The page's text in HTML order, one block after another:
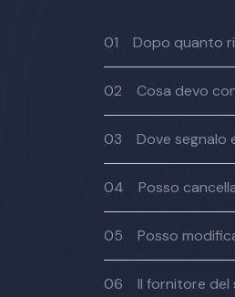
01 Dopo quanto
02 Cosa devo
03 Dove segnalo
04 Posso
05 Posso
06 Il fornitore del